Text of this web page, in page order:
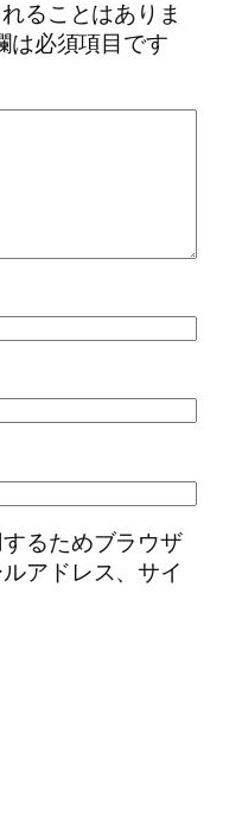
ることはありま
は必須項目です
るためブラウザ
アドレス、サイ